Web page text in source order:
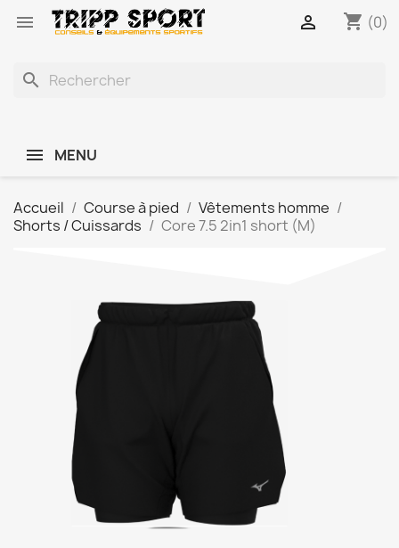
 shopping_cart (0)

search
MENU
Accueil Course à pied
Vêtements homme
Shorts / Cuissards
Core 7.5 2in1 short (M)